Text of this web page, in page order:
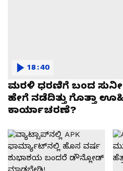
ಮರಳಿ ಧರಣಿಗೆ ಬಂದ
ಹೇಗೆ ನಡೆದಿತ್ತು ಗೊತ್ತಾ
ಕಾರ್ಯಾಚರಣೆ?
18:40